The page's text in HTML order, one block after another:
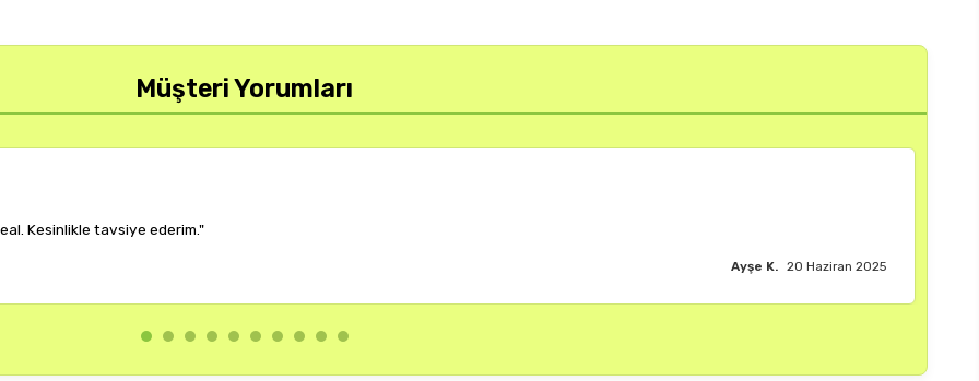
Müşteri Yorumları
memnun kaldım."
Burak M. 18 Haziran 2025